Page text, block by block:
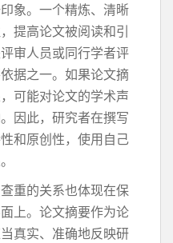
象。一个精炼、清晰
提高论文被阅读和引
审人员或同行学者评
据之一。如果论文摘
可能对论文的学术声
因此，研究者在撰写
和原创性，使用自己
重的关系也体现在保
上。论文摘要作为论
真实、准确地反映研